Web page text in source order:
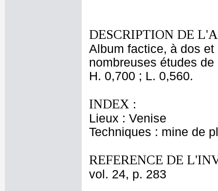
DESCRIPTION DE
Album factice, à dos
nombreuses études
H. 0,700 ; L. 0,560.
INDEX :
Lieux : Venise
Techniques : mine de
REFERENCE DE
vol. 24, p. 283